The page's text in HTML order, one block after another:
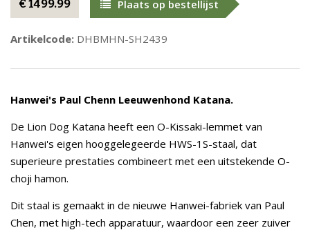
€ 1499.99 Plaats op bestellijst
Artikelcode: DHBMHN-SH2439
Hanwei's Paul Chenn Leeuwenhond Katana.
De Lion Dog Katana heeft een O-Kissaki-lemmet van
Hanwei's eigen hooggelegeerde HWS-1S-staal, dat
superieure prestaties combineert met een uitstekende O-
choji hamon.
Dit staal is gemaakt in de nieuwe Hanwei-fabriek van Paul
Chen, met high-tech apparatuur, waardoor een zeer zuiver